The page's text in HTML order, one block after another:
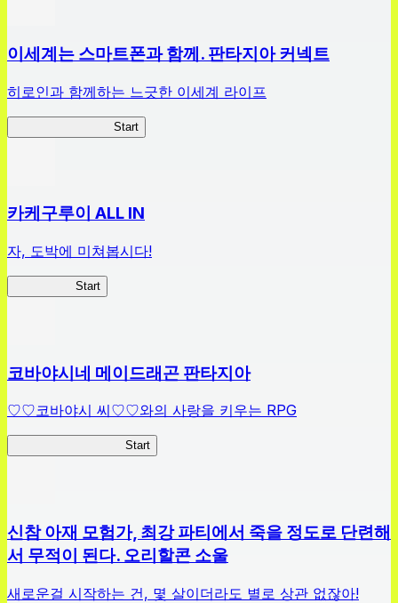
이세계는 스마트폰과 함께. 판타지아 커넥트
히로인과 함께하는 느긋한 이세계 라이프
Start
카케구루이 ALL IN
자, 도박에 미쳐봅시다!
Start
코바야시네 메이드래곤 판타지아
♡♡코바야시 씨♡♡와의 사랑을 키우는 RPG
Start
신참 아재 모험가, 최강 파티에서 죽을 정도로 단련해
서 무적이 된다. 오리할콘 소울
새로운걸 시작하는 건, 몇 살이더라도 별로 상관 없잖아!